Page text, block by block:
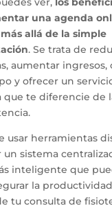
una agenda
allá de la simple
. Se trata de
aumentar ingresos,
y ofrecer un
que te diferencie de
usar herramientas
un sistema
inteligente que
la
tu consulta de